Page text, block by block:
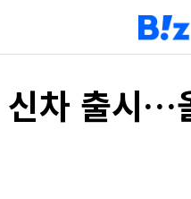
차 출시…